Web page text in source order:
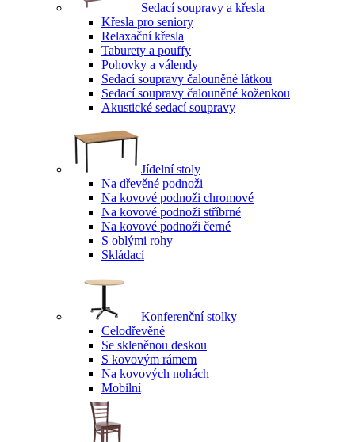
Sedací soupravy a křesla
Křesla pro seniory
Relaxační křesla
Taburety a pouffy
Pohovky a válendy
Sedací soupravy čalouněné látkou
Sedací soupravy čalouněné koženkou
Akustické sedací soupravy
Jídelní stoly
Na dřevěné podnoži
Na kovové podnoži chromové
Na kovové podnoži stříbrné
Na kovové podnoži černé
S oblými rohy
Skládací
Konferenční stolky
Celodřevěné
Se skleněnou deskou
S kovovým rámem
Na kovových nohách
Mobilní